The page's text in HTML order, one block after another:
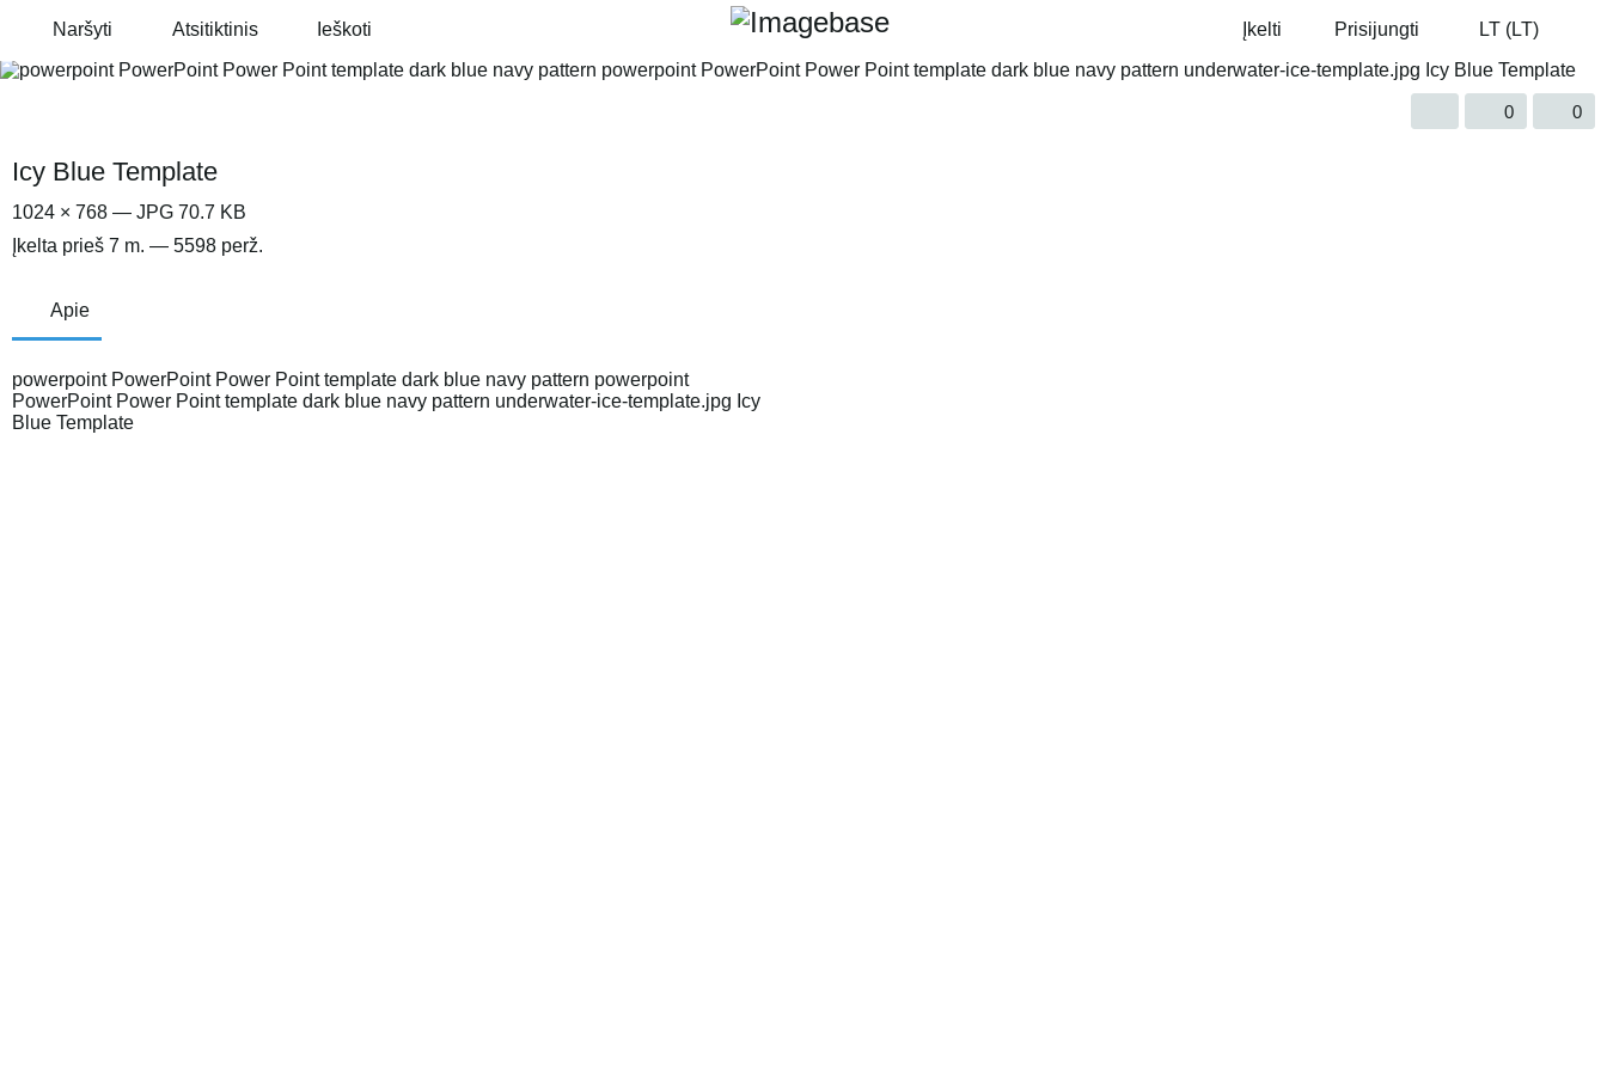
Naršyti Atsitiktinis Ieškoti Įkelti Prisijungti LT (LT)
0 0
Icy Blue Template
1024 × 768 — JPG 70.7 KB
Įkelta prieš 7 m. — 5598 perž.
Apie
powerpoint PowerPoint Power Point template dark blue navy pattern powerpoint
PowerPoint Power Point template dark blue navy pattern underwater-ice-template.jpg Icy
Blue Template